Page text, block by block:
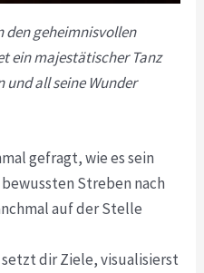
den geheimnisvollen
ein majestätischer Tanz
und all seine Wunder
gefragt, wie es sein
Streben nach
auf der Stelle
dir Ziele, visualisierst